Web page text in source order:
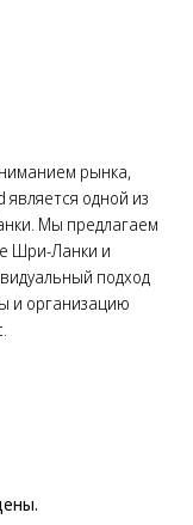
рынка,
является одной из
Мы предлагаем
Шри-Ланки и
подход
и организацию